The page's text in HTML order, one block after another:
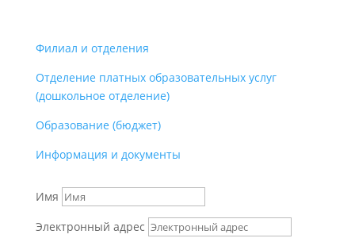
Филиал и отделения
Отделение платных образовательных услуг
(дошкольное отделение)
Образование (бюджет)
Информация и документы
Имя
Электронный адрес